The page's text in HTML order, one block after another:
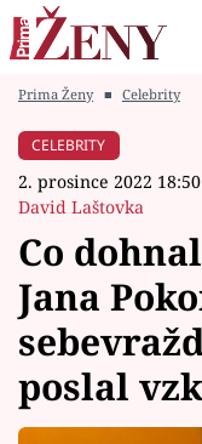
Módní alarm
Témata
Celebrity
Vztahy
Prima Ženy ■ Celebrity
CELEBRITY
2. prosince 2022 18:50
David Laštovka
Co
Jana
poslal